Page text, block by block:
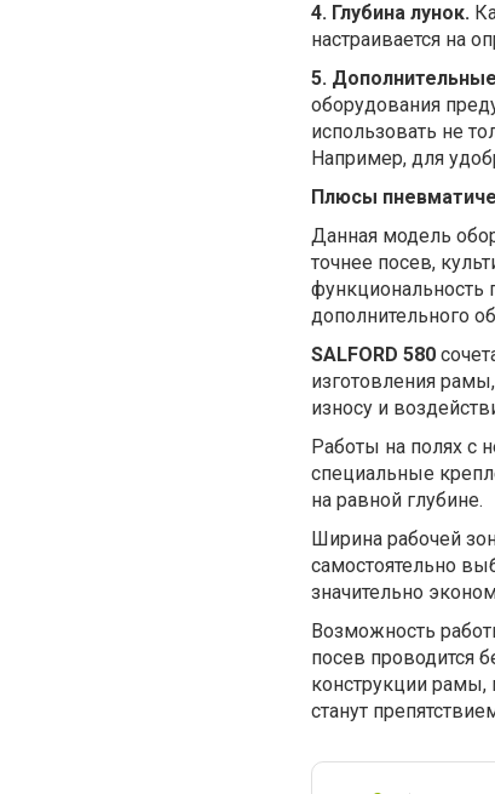
4. Глубина лунок.
настраивается на
5.
оборудования
использовать не
Например, для
Плюсы
Данная модель
точнее посев,
функциональность
дополнительного
SALFORD 580
изготовления
износу и
Работы на полях с
специальные
на равной глубине.
Ширина рабочей
самостоятельно
значительно
Возможность
посев проводится
конструкции
станут